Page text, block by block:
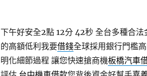
下午好安全2點 12分 42秒全台多種合法
的高額低利我要借錢全球採用銀行門檻
明化細節過程 讓您快速搶商機板橋汽車